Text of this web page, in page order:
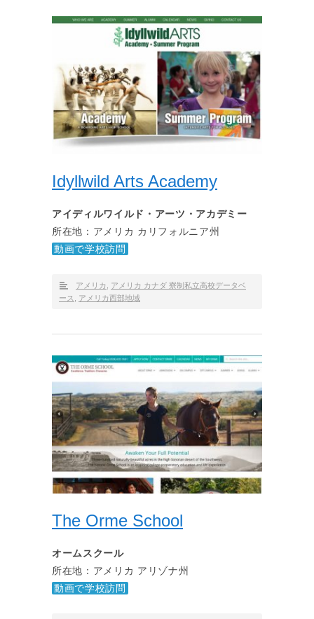
Idyllwild Arts Academy
アイディルワイルド・アーツ・アカデミー
所在地：アメリカ カリフォルニア州
動画で学校訪問
アメリカ
アメリカ カナダ 寮制私立高校データベ
ース
アメリカ西部地域
The Orme School
オームスクール
所在地：アメリカ アリゾナ州
動画で学校訪問